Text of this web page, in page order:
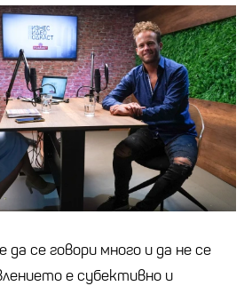
се говори много и да не се
е субективно и